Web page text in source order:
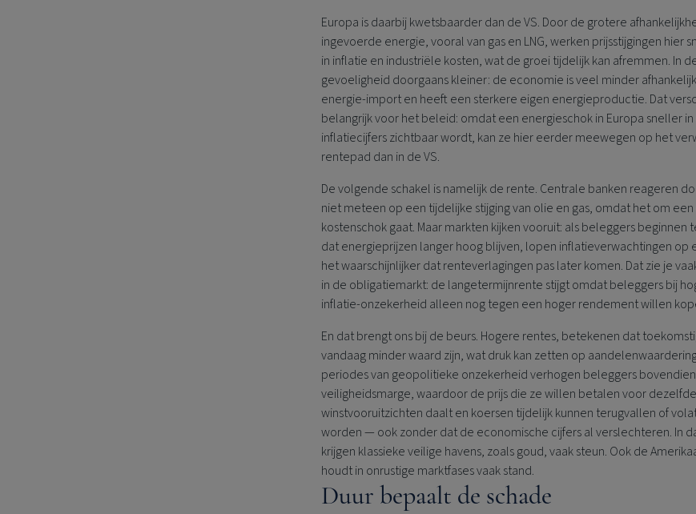
Europa is daarbij kwetsbaarder dan de VS. Door de grotere
ingevoerde energie, vooral van gas en LNG, werken prijsstijgingen hier
in inflatie en industriële kosten, wat de groei tijdelijk kan afremmen. In
gevoeligheid doorgaans kleiner: de economie is veel minder
energie-import en heeft een sterkere eigen energieproductie. Dat
belangrijk voor het beleid: omdat een energieschok in Europa sneller
inflatiecijfers zichtbaar wordt, kan ze hier eerder meewegen op het
rentepad dan in de VS.
De volgende schakel is namelijk de rente. Centrale banken reageren
niet meteen op een tijdelijke stijging van olie en gas, omdat het om
kostenschok gaat. Maar markten kijken vooruit: als beleggers beginnen
dat energieprijzen langer hoog blijven, lopen inflatieverwachtingen op
het waarschijnlijker dat renteverlagingen pas later komen. Dat zie je
in de obligatiemarkt: de langetermijnrente stijgt omdat beleggers bij
inflatie-onzekerheid alleen nog tegen een hoger rendement willen
En dat brengt ons bij de beurs. Hogere rentes, betekenen dat
vandaag minder waard zijn, wat druk kan zetten op
periodes van geopolitieke onzekerheid verhogen beleggers
veiligheidsmarge, waardoor de prijs die ze willen betalen voor dezelfde
winstvooruitzichten daalt en koersen tijdelijk kunnen terugvallen of
worden — ook zonder dat de economische cijfers al verslechteren. In
krijgen klassieke veilige havens, zoals goud, vaak steun. Ook de
houdt in onrustige marktfases vaak stand.
Duur bepaalt de schade